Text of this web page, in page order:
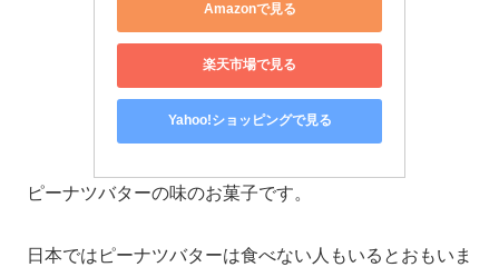
Amazonで見る
楽天市場で見る
Yahoo!ショッピングで見る
ピーナツバターの味のお菓子です。
日本ではピーナツバターは食べない人もいるとおもいま